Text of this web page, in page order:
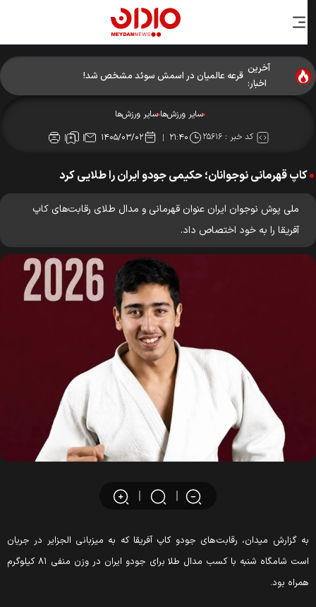
آخرین
اخبار:
قرعه عالمیان در اسمش سوئد مشخص شد!
سایر ورزش‌هاسایر ورزش‌ها
کد خبر : ۲۵۶۱۶ ۲۱:۴۰ ۱۴۰۵/۰۳/۰۲
کاپ قهرمانی نوجوانان؛ حکیمی جودو ایران را طلایی کرد
ملی پوش نوجوان ایران عنوان قهرمانی و مدال طلای رقابت‌های کاپ
آفریقا را به خود اختصاص داد.
گزارش میدان، رقابت‌های جودو کاپ آفریقا که به میزبانی الجزایر در جریان
است شامگاه شنبه با کسب مدال طلا برای جودو ایران در وزن منفی ۸۱ کیلوگرم
بود.